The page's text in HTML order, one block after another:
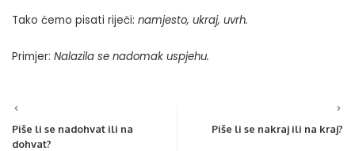
Tako ćemo pisati riječi: namjesto, ukraj, uvrh.
Primjer: Nalazila se nadomak uspjehu.
Piše li se nadohvat ili na
dohvat?
Piše li se nakraj ili na kraj?